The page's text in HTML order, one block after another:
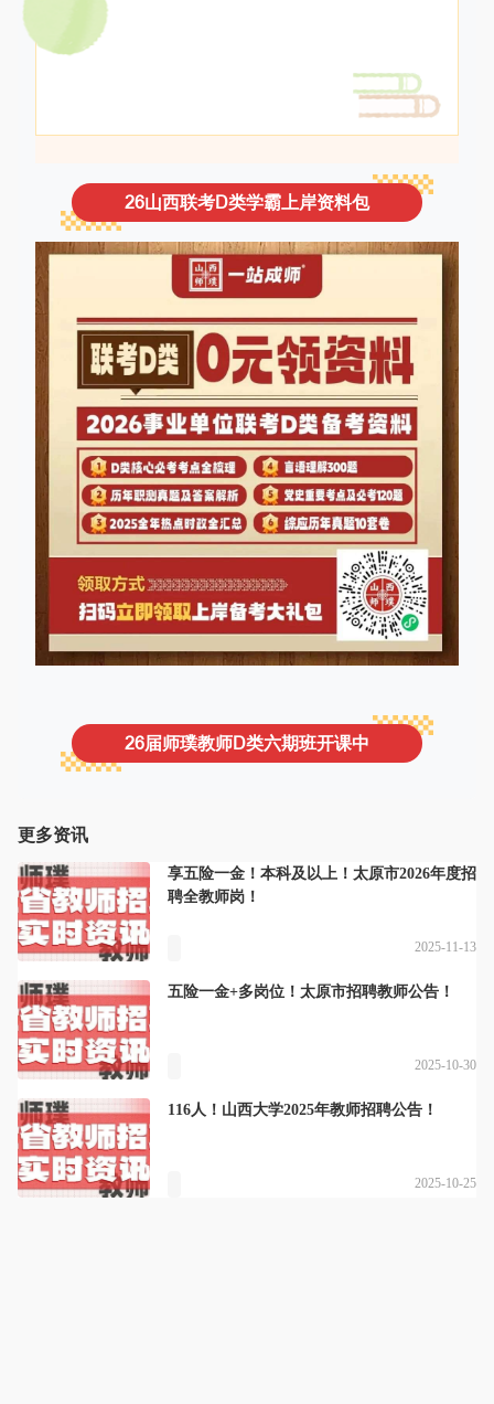
26山西联考D类学霸上岸资料包
26届师璞教师D类六期班开课中
更多资讯
享五险一金！本科及以上！太原市2026年度招
聘全教师岗！
2025-11-13
五险一金+多岗位！太原市招聘教师公告！
2025-10-30
116人！山西大学2025年教师招聘公告！
2025-10-25